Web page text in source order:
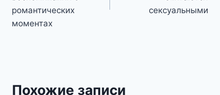
романтических
моментах
сексуальными
Похожие записи